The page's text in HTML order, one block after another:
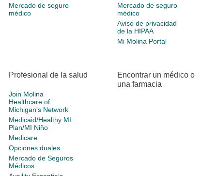
Mercado de seguro
médico
Mercado de seguro
médico
Aviso de privacidad
de la HIPAA
Mi Molina Portal
Profesional de la salud
Join Molina
Healthcare of
Michigan's Network
Medicaid/Healthy MI
Plan/MI Niño
Medicare
Opciones duales
Mercado de Seguros
Médicos
Encontrar un médico o
una farmacia